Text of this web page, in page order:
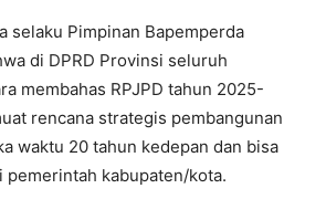
selaku Pimpinan Bapemperda
di DPRD Provinsi seluruh
membahas RPJPD tahun 2025-
rencana strategis pembangunan
waktu 20 tahun kedepan dan bisa
pemerintah kabupaten/kota.